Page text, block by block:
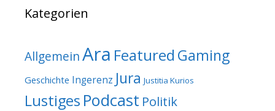
Kategorien
AllgemeinAra Featured Gaming
Geschichte Ingerenz Jura Justitia Kurios
Lustiges Podcast Politik